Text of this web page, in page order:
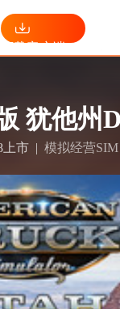
下载客户端
犹他州
上市 | 模拟经营SIM